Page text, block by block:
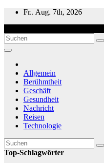
Zum
Fr.. Aug. 7th, 2026
Allgemein
Berühmtheit
Geschäft
Gesundheit
Nachricht
Reisen
Technologie
Top-Schlagwörter